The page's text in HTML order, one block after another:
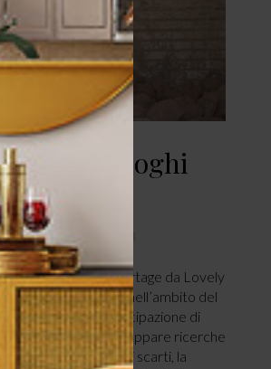
dai luoghi
LUGLIO 25, 2018
Ancora un reportage da Lovely
da Source nell’ambito del
che ha visto la partecipazione di
impegnati nello sviluppare ricerche
cioè il riuso degli scarti, la